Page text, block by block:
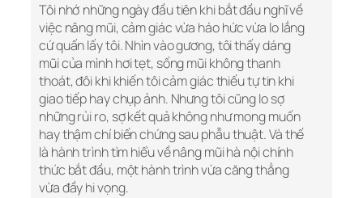
Tôi nhớ những ngày đầu tiên khi bắt đầu nghĩ về
việc nâng mũi, cảm giác vừa háo hức vừa lo lắng
cứ quấn lấy tôi. Nhìn vào gương, tôi thấy dáng
mũi của mình hơi tẹt, sống mũi không thanh
thoát, đôi khi khiến tôi cảm giác thiếu tự tin khi
giao tiếp hay chụp ảnh. Nhưng tôi cũng lo sợ
những rủi ro, sợ kết quả không như mong muốn
hay thậm chí biến chứng sau phẫu thuật. Và thế
là hành trình tìm hiểu về nâng mũi hà nội chính
thức bắt đầu, một hành trình vừa căng thẳng
vừa đầy hi vọng.